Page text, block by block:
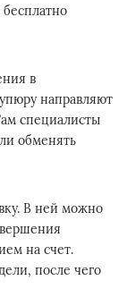
в
направляют
специалисты
обменять
В ней можно
на счет.
после чего